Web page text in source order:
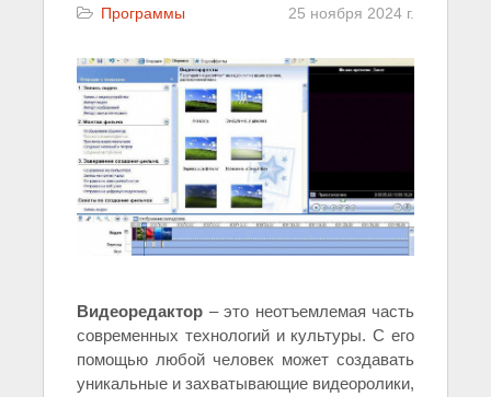
Программы 25 ноября 2024 г.
Видеоредактор – это неотъемлемая часть
современных технологий и культуры. С его
помощью любой человек может создавать
уникальные и захватывающие видеоролики,